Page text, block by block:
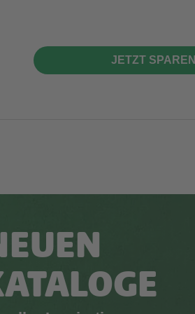
JETZT SPAREN